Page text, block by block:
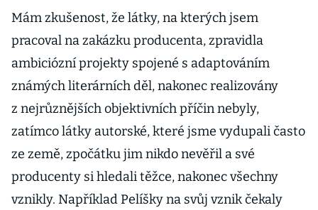
Mám zkušenost, že látky, na kterých jsem
pracoval na zakázku producenta, zpravidla
ambiciózní projekty spojené s adaptováním
známých literárních děl, nakonec realizovány
z nejrůznějších objektivních příčin nebyly,
zatímco látky autorské, které jsme vydupali často
ze země, zpočátku jim nikdo nevěřil a své
producenty si hledali těžce, nakonec všechny
vznikly. Například Pelíšky na svůj vznik čekaly